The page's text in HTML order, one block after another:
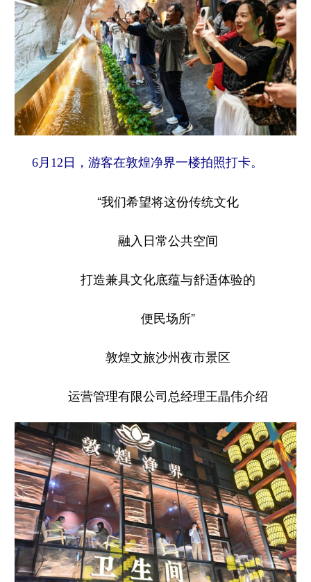
6月12日，游客在敦煌净界一楼拍照打卡。
“我们希望将这份传统文化
融入日常公共空间
打造兼具文化底蕴与舒适体验的
便民场所”
敦煌文旅沙州夜市景区
运营管理有限公司总经理王晶伟介绍